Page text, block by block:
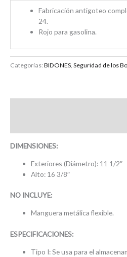
Fabricación antigoteo
24.
Rojo para gasolina.
Categorías:BIDONES, Seguridad de los
DIMENSIONES:
Exteriores (Diámetro): 11 1/2″
Alto: 16 3/8″
NO INCLUYE:
Manguera metálica flexible.
ESPECIFICACIONES:
Tipo I: Se usa para el